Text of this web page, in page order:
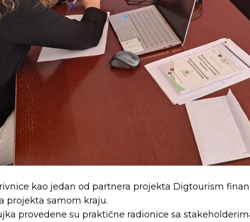
kao jedan od partnera projekta Digtourism
projekta samom kraju.
provedene su praktične radionice sa